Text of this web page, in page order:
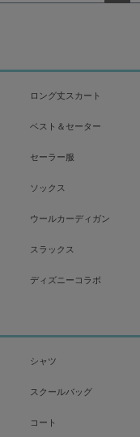
ロング丈スカート
ベスト＆セーター
セーラー服
ソックス
ウールカーディガン
スラックス
ディズニーコラボ
シャツ
スクールバッグ
コート